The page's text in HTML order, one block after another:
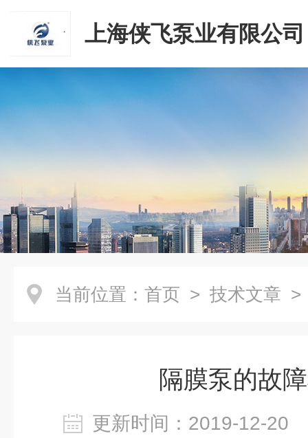
上海侠飞泵业有限公司
当前位置： 首页 > 技术文章 >
隔膜泵的故
更新时间：2019-12-